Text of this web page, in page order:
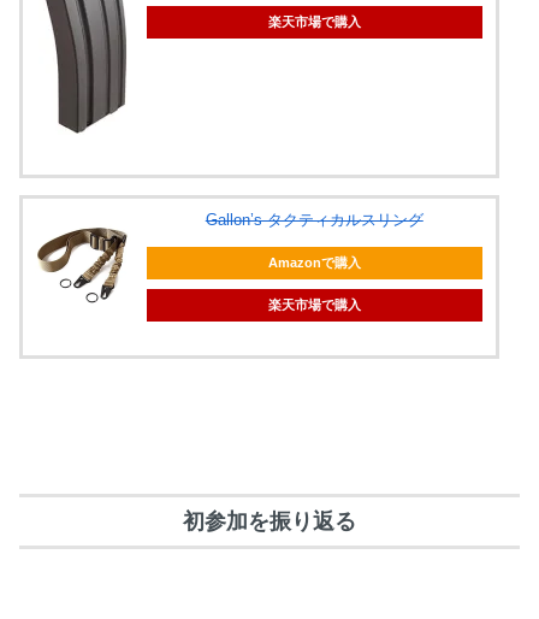
楽天市場で購入
Gallon’s タクティカルスリング
Amazonで購入
楽天市場で購入
初参加を振り返る